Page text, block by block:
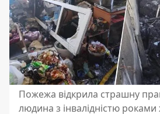
Пожежа відкрила страшну
людина з інвалідністю роками